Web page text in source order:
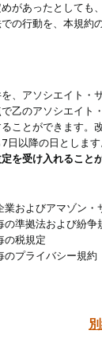
があったとしても
の行動を、本規約
、アソシエイト・
乙のアソシエイト
ことができます。
以降の日とします
を受け入れること
およびアマゾン・
の準拠法および紛争
の税規定
のプライバシー規約